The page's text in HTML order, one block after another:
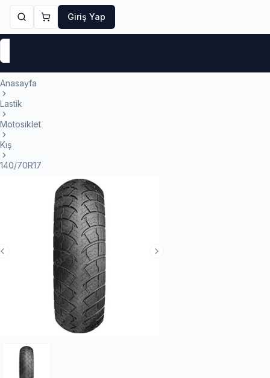
Giriş Yap
Anasayfa
Lastik
Motosiklet
Kış
140/70R17
Next Slide
Previous Slide